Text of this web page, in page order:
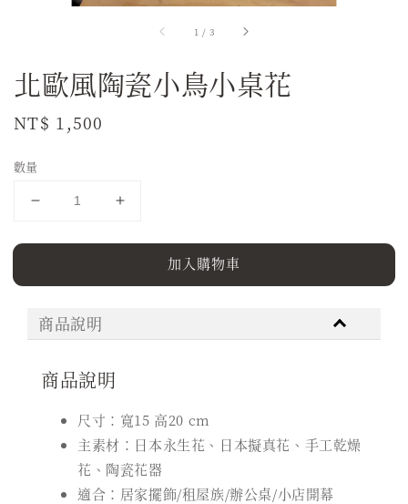
1 / 3
北歐風陶瓷小鳥小桌花
Regular
NT$ 1,500
數量
加入購物車
商品說明
商品說明
尺寸：寬15 高20 cm
主素材：日本永生花、日本擬真花、手工乾燥
花、陶瓷花器
適合：居家擺飾/租屋族/辦公桌/小店開幕